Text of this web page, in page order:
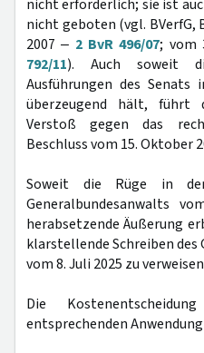
nicht erforderlich; sie ist
nicht geboten (vgl. BVerfG,
2007 ‒ 2 BvR 496/07; vom
792/11). Auch soweit
Ausführungen des
überzeugend hält, führt
Verstoß gegen das
Beschluss vom 15. Oktober
Soweit die Rüge in
Generalbundesanwalts
herabsetzende Äußerung
klarstellende Schreiben des
vom 8. Juli 2025 zu
Die
entsprechenden